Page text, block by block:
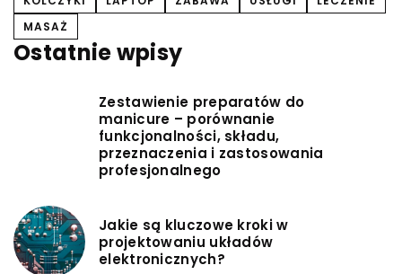
MASAŻ
Ostatnie wpisy
Zestawienie preparatów do
manicure – porównanie
funkcjonalności, składu,
przeznaczenia i zastosowania
profesjonalnego
Jakie są kluczowe kroki w
projektowaniu układów
elektronicznych?